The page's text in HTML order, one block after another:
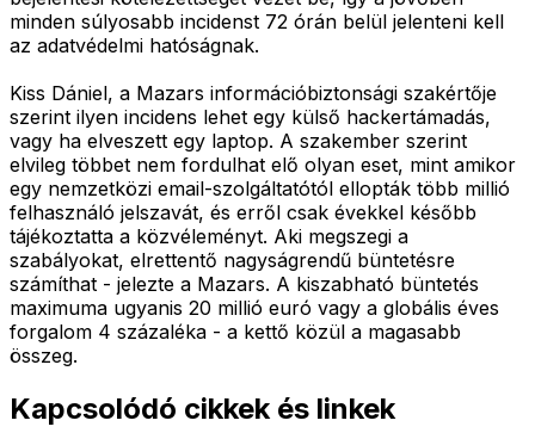
minden súlyosabb incidenst 72 órán belül jelenteni kell
az adatvédelmi hatóságnak.
Kiss Dániel, a Mazars információbiztonsági szakértője
szerint ilyen incidens lehet egy külső hackertámadás,
vagy ha elveszett egy laptop. A szakember szerint
elvileg többet nem fordulhat elő olyan eset, mint amikor
egy nemzetközi email-szolgáltatótól ellopták több millió
felhasználó jelszavát, és erről csak évekkel később
tájékoztatta a közvéleményt. Aki megszegi a
szabályokat, elrettentő nagyságrendű büntetésre
számíthat - jelezte a Mazars. A kiszabható büntetés
maximuma ugyanis 20 millió euró vagy a globális éves
forgalom 4 százaléka - a kettő közül a magasabb
összeg.
Kapcsolódó cikkek és linkek